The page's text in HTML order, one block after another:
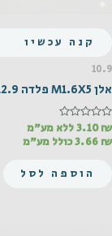
קנה עכשיו
10.9
אלן M1.6X5 פלדה 12.9
דורג
מתוך
3.10₪
ללא מע"מ
3.66 ₪ כולל מע"מ
הוספה לסל